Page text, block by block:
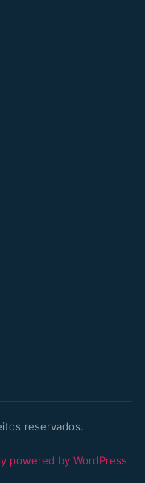
reservados.
powered by WordPress